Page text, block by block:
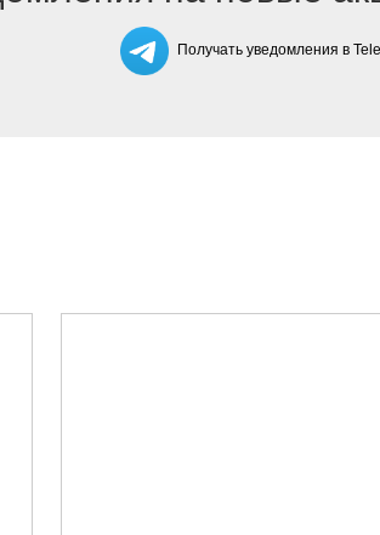
Получать уведомления в